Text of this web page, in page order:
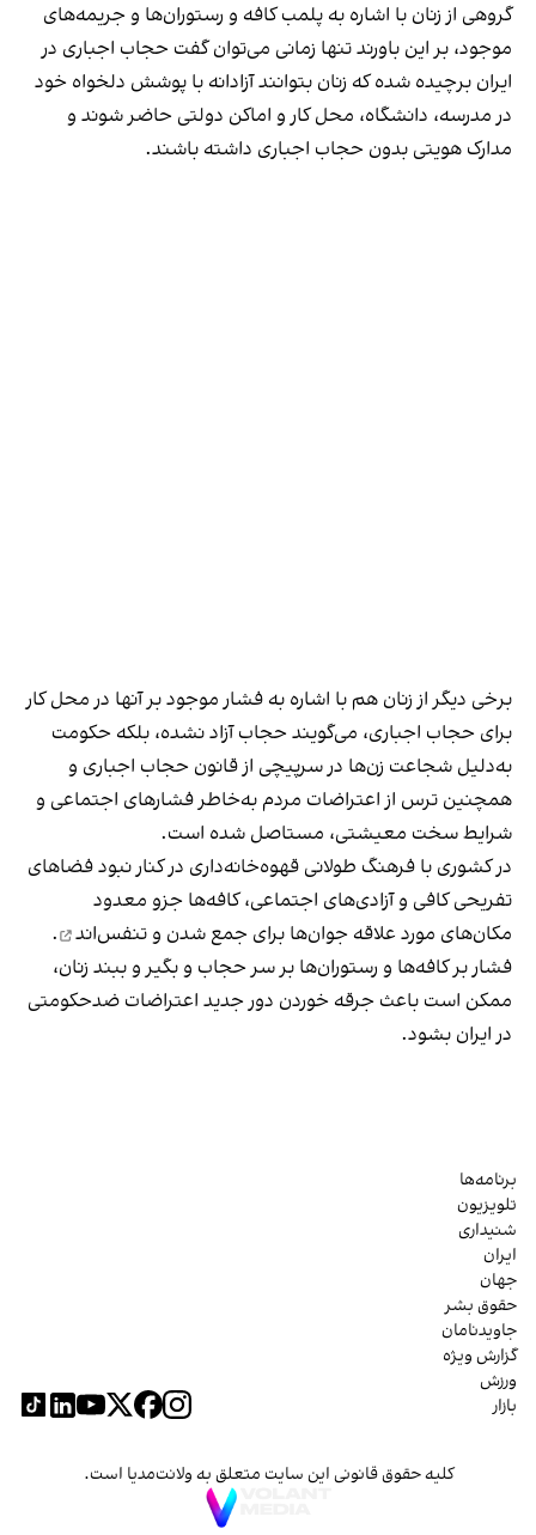
گروهی از زنان با اشاره به پلمب کافه و رستوران‌ها و جریمه‌های
موجود، بر این باورند تنها زمانی می‌توان گفت حجاب اجباری در
ایران برچیده شده که زنان بتوانند آزادانه با پوشش دلخواه خود
در مدرسه، دانشگاه، محل کار و اماکن دولتی حاضر شوند و
مدارک هویتی بدون حجاب اجباری داشته باشند.
برخی دیگر از زنان هم با اشاره به فشار موجود بر آنها در محل کار
برای حجاب اجباری، می‌گویند حجاب آزاد نشده، بلکه حکومت
به‌دلیل شجاعت زن‌ها در سرپیچی از قانون حجاب اجباری و
همچنین ترس از اعتراضات مردم به‌خاطر فشارهای اجتماعی و
شرایط سخت معیشتی، مستاصل شده است.
در کشوری با فرهنگ طولانی قهوه‌‌خانه‌داری در کنار نبود فضاهای
تفریحی کافی و آزادی‌های اجتماعی، کافه‌ها جزو معدود
مکان‌های مورد علاقه جوان‌ها برای جمع شدن و تنفس‌اند
.
فشار بر کافه‌ها و رستوران‌ها بر سر حجاب و بگیر و ببند زنان،
ممکن است باعث جرقه خوردن دور جدید اعتراضات ضدحکومتی
در ایران بشود.
برنامه‌ها
تلویزیون
شنیداری
ایران
جهان
حقوق بشر
جاویدنامان
گزارش ویژه
ورزش
بازار
کلیه حقوق قانونی این سایت متعلق به ولانت‌مدیا است.